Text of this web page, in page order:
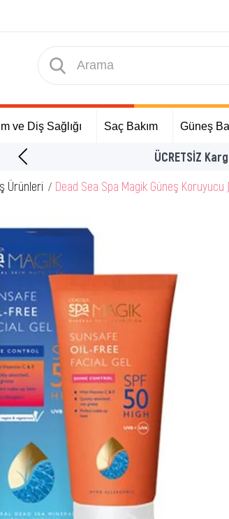
ve Diş Sağlığı Saç Bakım Güneş
İlk Alışverişinize
Ürünleri Dead Sea Spa Magik Güneş Koruyucu